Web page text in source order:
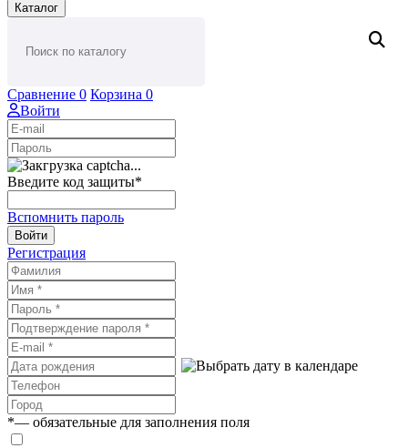
Каталог
Сравнение 0 Корзина 0
Войти
Введите код защиты*
Вспомнить пароль
Войти
Регистрация
*— обязательные для заполнения поля